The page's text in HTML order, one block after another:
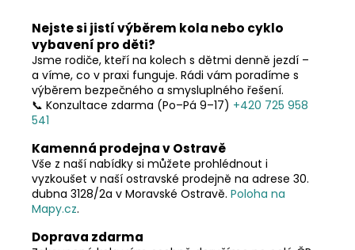
Nejste si jistí výběrem kola nebo cyklo
vybavení pro děti?
Jsme rodiče, kteří na kolech s dětmi denně jezdí –
a víme, co v praxi funguje. Rádi vám poradíme s
výběrem bezpečného a smysluplného řešení.
📞 Konzultace zdarma (Po–Pá 9–17) +420 725 958
541
Kamenná prodejna v Ostravě
Vše z naší nabídky si můžete prohlédnout i
vyzkoušet v naší ostravské prodejně na adrese 30.
dubna 3128/2a v Moravské Ostravě. Poloha na
Mapy.cz.
Doprava zdarma